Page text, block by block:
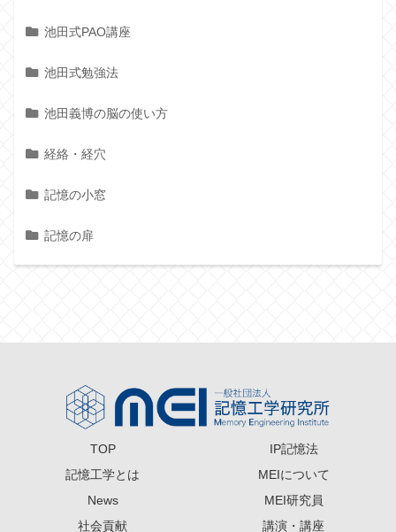
池田式PAO講座
池田式勉強法
池田義博の脳の使い方
経絡・経穴
記憶の小窓
記憶の扉
TOP
IP記憶法
記憶工学とは
MEIについて
News
MEI研究員
社会貢献
講演・講座